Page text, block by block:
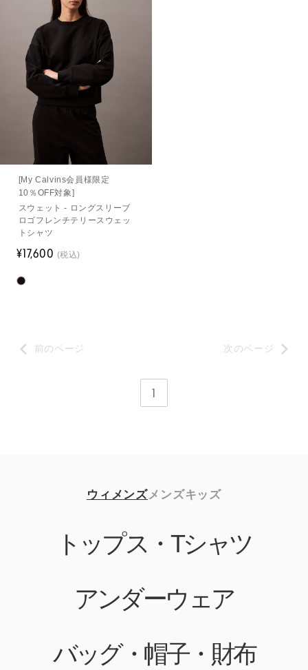
[My Calvins会員様限定
10％OFF対象]
スウェット - ロングスリーブ
ロゴフレンチテリースウェッ
トシャツ
¥17,600 (税込)
前のページ
1
次のページ
ウィメンズ
トップス・Tシャツ
アンダーウェア
バッグ・帽子・財布
メンズキッズ